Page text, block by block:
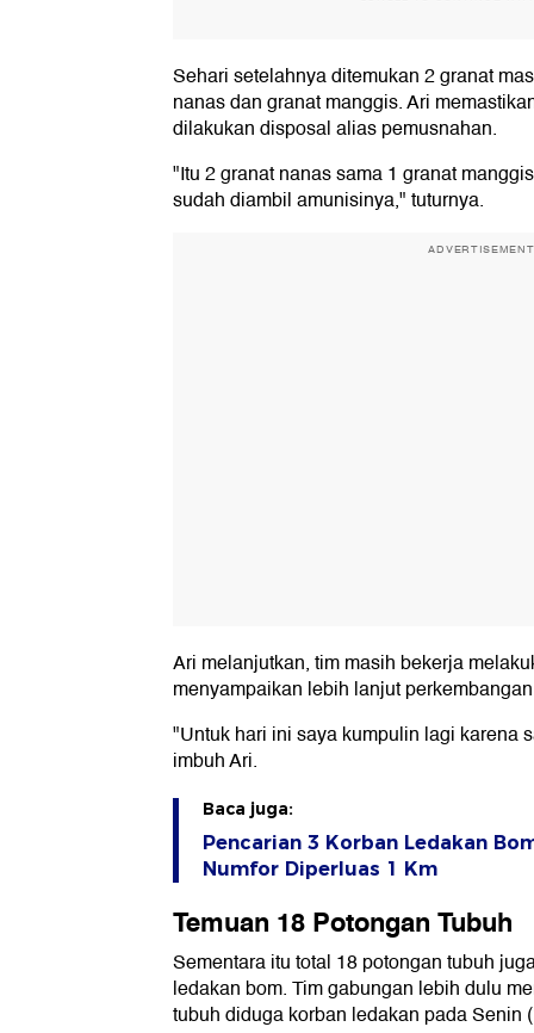
Sehari setelahnya ditemukan 2 granat
nanas dan granat manggis. Ari
dilakukan disposal alias pemusnahan.
"Itu 2 granat nanas sama 1 granat
sudah diambil amunisinya," tuturnya.
ADVERTISEMENT
Ari melanjutkan, tim masih bekerja
menyampaikan lebih lanjut
"Untuk hari ini saya kumpulin lagi karena
imbuh Ari.
Baca juga:
Pencarian 3 Korban Ledakan
Numfor Diperluas 1 Km
Temuan 18 Potongan Tubuh
Sementara itu total 18 potongan tubuh
ledakan bom. Tim gabungan lebih dulu
tubuh diduga korban ledakan pada Senin